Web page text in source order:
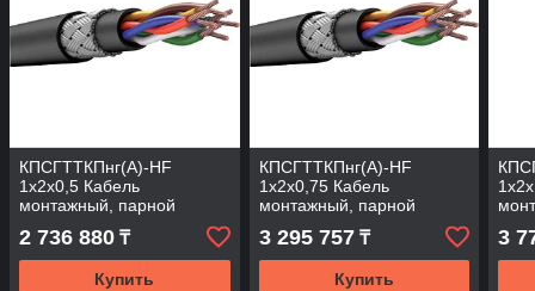
КПСГТТКПнг(А)-HF
1х2х0,5 Кабель
монтажный, парной
скрутки, с изоляцией и
оболочкой из полимерной
композиции не
2 736 880 ₸
Купить
КПСГТТКПнг(А)-HF
1х2х0,75 Кабель
монтажный, парной
скрутки, с изоляцией и
оболочкой из полимерной
композиции
3 295 757₸
Купить
3